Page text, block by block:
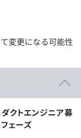
変更になる可能性
クトエンジニア募
ェーズ